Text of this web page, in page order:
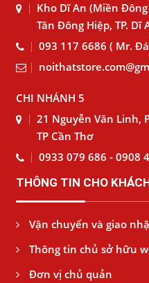
Kho Dĩ An (Miền
Tân Đông Hiệp, TP. Dĩ
093 117 6686 ( Mr.
CHI NHÁNH 5
21 Nguyễn Văn Linh,
TP Cần Thơ
0933 079 686 - 0908
THÔNG TIN CHO
Vận chuyển và giao
Thông tin chủ sở hữu
Đơn vị chủ quản